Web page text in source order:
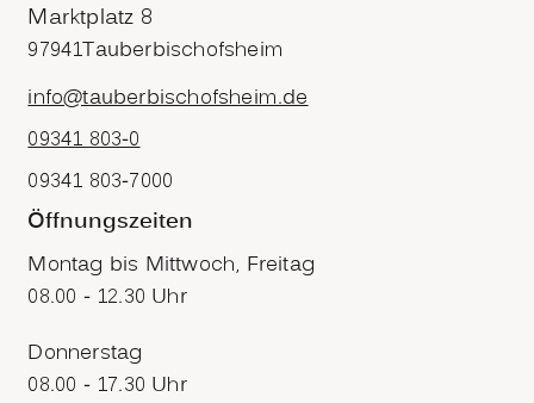
Marktplatz 8
97941Tauberbischofsheim
info@tauberbischofsheim.de
09341 803-0
09341 803-7000
Öffnungszeiten
Montag bis Mittwoch, Freitag
08.00 - 12.30 Uhr
Donnerstag
08.00 - 17.30 Uhr